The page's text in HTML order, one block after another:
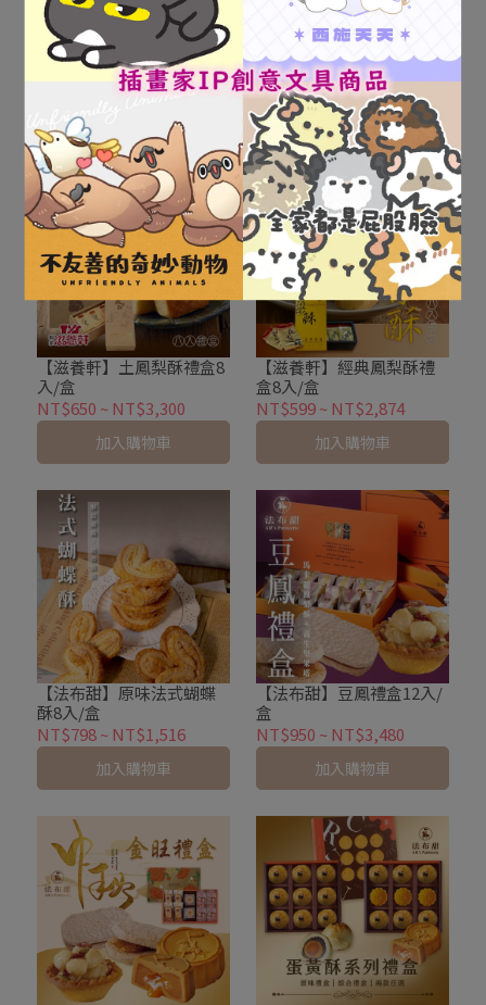
【滋養軒】蒜頭酥禮盒12
入/盒
NT$790~NT$1,440
【滋養軒】清餡綠豆椪禮
盒8入/盒
NT$960~NT$1,780
加入購物車
【滋養軒】土鳳梨酥禮盒8
入/盒
NT$650 ~ NT$3,300
加入購物車
【滋養軒】經典鳳梨酥禮
盒8入/盒
NT$599~ NT$2,874
加入購物車
【法布甜】原味法式蝴蝶
酥8入/盒
NT$798~ NT$1,516
加入購物車
【法布甜】豆鳳禮盒12入/
盒
NT$950 ~ NT$3,480
加入購物車